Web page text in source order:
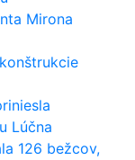
Mirona
Lúčna
126 bežcov,